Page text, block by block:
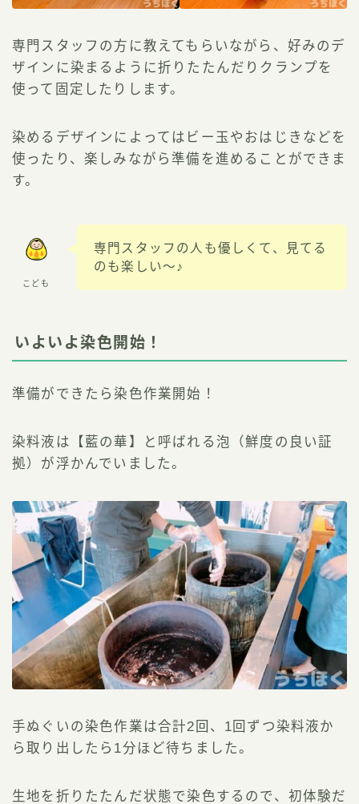
専門スタッフの方に教えてもらいながら、好みのデ
ザインに染まるように折りたたんだりクランプを
使って固定したりします。
染めるデザインによってはビー玉やおはじきなどを
使ったり、楽しみながら準備を進めることができま
す。
こども
専門スタッフの人も優しくて、見てる
のも楽しい〜♪
いよいよ染色開始！
準備ができたら染色作業開始！
染料液は【藍の華】と呼ばれる泡（鮮度の良い証
拠）が浮かんでいました。
手ぬぐいの染色作業は合計2回、1回ずつ染料液か
ら取り出したら1分ほど待ちました。
生地を折りたたんだ状態で染色するので、初体験だ